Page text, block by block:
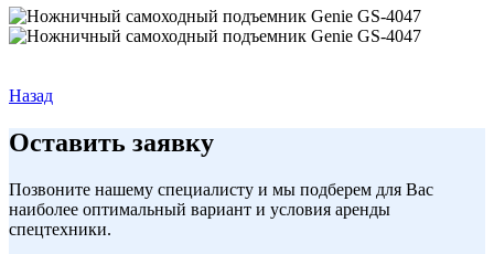
Назад
Оставить заявку
Позвоните нашему специалисту и мы подберем для Вас
наиболее оптимальный вариант и условия аренды
спецтехники.